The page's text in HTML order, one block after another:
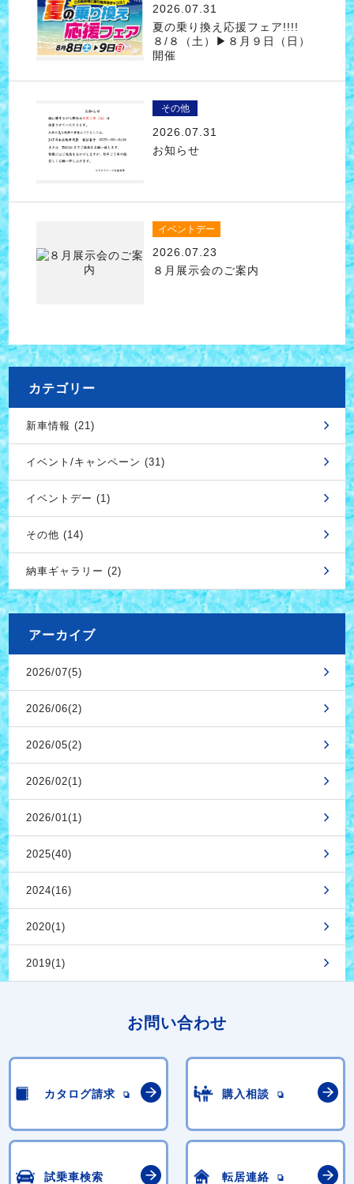
2026.07.31
夏の乗り換え応援フェア!!!!
８/８（土）▶８月９日（日）
開催
その他
2026.07.31
お知らせ
イベントデー
2026.07.23
８月展示会のご案内
カテゴリー
新車情報 (21)
イベント/キャンペーン (31)
イベントデー (1)
その他 (14)
納車ギャラリー (2)
アーカイブ
2026/07(5)
2026/06(2)
2026/05(2)
2026/02(1)
2026/01(1)
2025(40)
2024(16)
2020(1)
2019(1)
お問い合わせ
カタログ請求 購入相談
試乗車検索 転居連絡